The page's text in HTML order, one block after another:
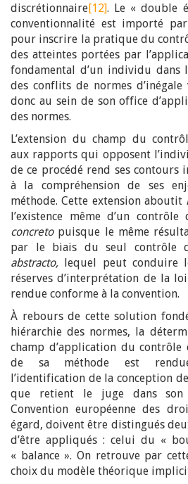
discrétionnaire[12]. Le « double
conventionnalité est importé
pour inscrire la pratique du
des atteintes portées par
fondamental d’un individu
des conflits de normes
donc au sein de son office
des normes.
L’extension du champ du
aux rapports qui opposent
de ce procédé rend ses contours
à la compréhension de ses
méthode. Cette extension aboutit
l’existence même d’un contrôle
concreto puisque le même
par le biais du seul contrôle
abstracto, lequel peut conduire
réserves d’interprétation de la
rendue conforme à la convention.
À rebours de cette solution
hiérarchie des normes, la
champ d’application du
de sa méthode est
l’identification de la conception
que retient le juge dans
Convention européenne des
égard, doivent être distingués
d’être appliqués : celui du «
« balance ». On retrouve par
choix du modèle théorique